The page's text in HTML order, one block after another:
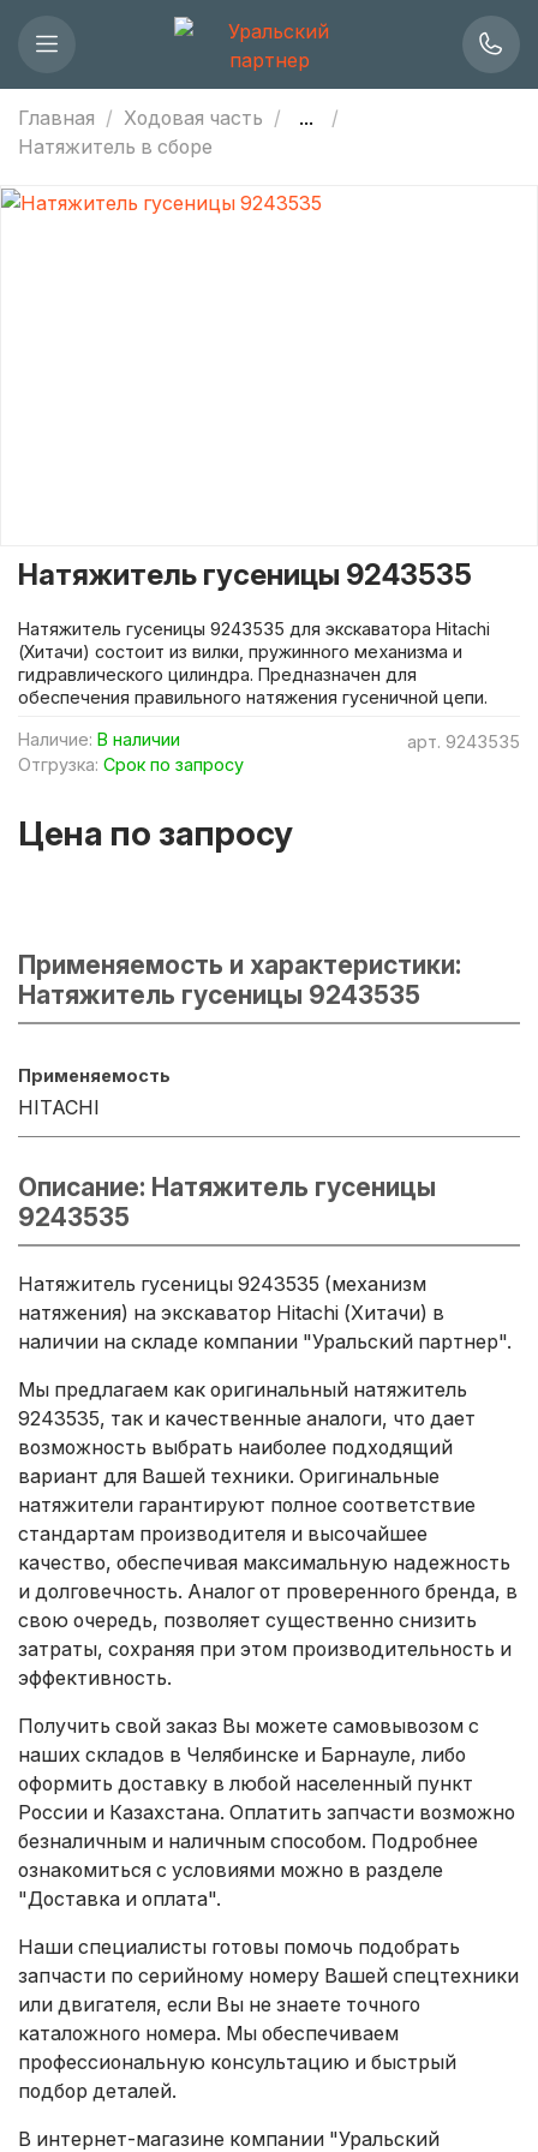
Главная Ходовая часть
...
Натяжитель в сборе
арт. 9243535
Наличие: В наличии
Отгрузка: Срок по запросу
Натяжитель гусеницы 9243535
Цена по запросу
Натяжитель гусеницы 9243535 для экскаватора Hitachi
(Хитачи) состоит из вилки, пружинного механизма и
гидравлического цилиндра. Предназначен для
обеспечения правильного натяжения гусеничной цепи.
Применяемость и характеристики:
Натяжитель гусеницы 9243535
Применяемость
HITACHI
Описание: Натяжитель гусеницы
9243535
Натяжитель гусеницы 9243535 (механизм
натяжения) на экскаватор Hitachi (Хитачи) в
наличии на складе компании "Уральский партнер".
Мы предлагаем как оригинальный натяжитель
9243535, так и качественные аналоги, что дает
возможность выбрать наиболее подходящий
вариант для Вашей техники. Оригинальные
натяжители гарантируют полное соответствие
стандартам производителя и высочайшее
качество, обеспечивая максимальную надежность
и долговечность. Аналог от проверенного бренда, в
свою очередь, позволяет существенно снизить
затраты, сохраняя при этом производительность и
эффективность.
Получить свой заказ Вы можете самовывозом с
наших складов в Челябинске и Барнауле, либо
оформить доставку в любой населенный пункт
России и Казахстана. Оплатить запчасти возможно
безналичным и наличным способом. Подробнее
ознакомиться с условиями можно в разделе
"Доставка и оплата".
Наши специалисты готовы помочь подобрать
запчасти по серийному номеру Вашей спецтехники
или двигателя, если Вы не знаете точного
каталожного номера. Мы обеспечиваем
профессиональную консультацию и быстрый
подбор деталей.
В интернет-магазине компании "Уральский